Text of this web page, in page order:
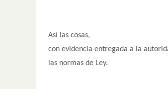
Así las cosas,
con evidencia entregada a la
las normas de Ley.